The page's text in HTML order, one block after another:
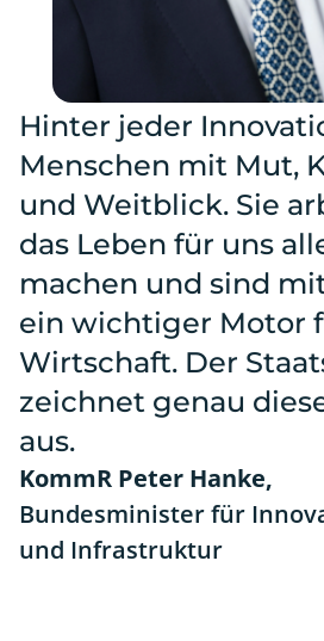
Hinter jeder
Menschen mit Mut,
und Weitblick. Sie
das Leben für uns
machen und sind
ein wichtiger Motor
Wirtschaft. Der
zeichnet genau
aus.
KommR Peter Hanke,
Bundesminister für
und Infrastruktur